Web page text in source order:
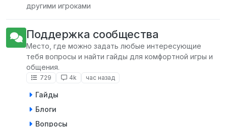
другими игроками
Поддержка сообщества
Место, где можно задать любые интересующие
тебя вопросы и найти гайды для комфортной игры и
общения.
729 4k час назад
Гайды
Блоги
Вопросы